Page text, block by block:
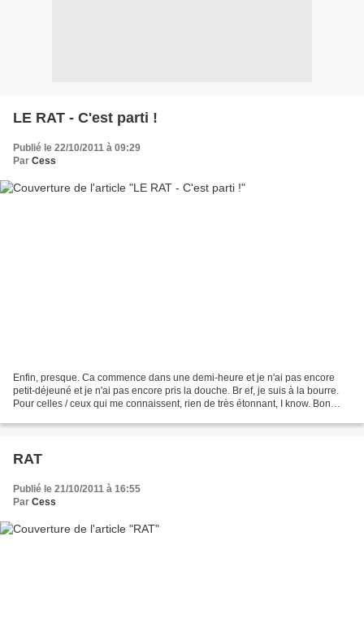
LE RAT - C'est parti !
Publié le 22/10/2011 à 09:29
Par Cess
Enfin, presque. Ca commence dans une demi-heure et je n'ai pas encore
petit-déjeuné et je n'ai pas encore pris la douche. Br ef, je suis à la bourre.
Pour celles / ceux qui me connaissent, rien de très étonnant, I know. Bon
RAT
Publié le 21/10/2011 à 16:55
Par Cess